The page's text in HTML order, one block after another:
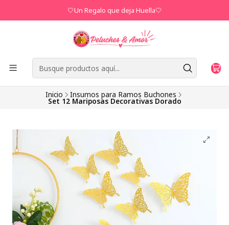
🤍Un Regalo que deja Huella🤍
Inicio Insumos para Ramos Buchones
Set 12 Mariposas Decorativas Dorado